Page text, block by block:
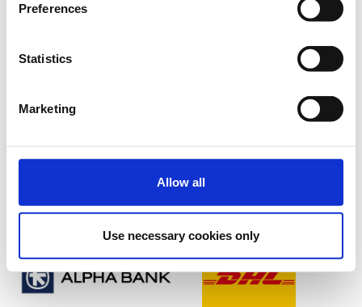
Preferences
Statistics
Marketing
Allow all
Use necessary cookies only
Η εκδήλωση είναι
ανοικτή προς όλα τα στελέχη των
, ανεξάρτητα με το αν η
και τα
δωρεάν συμμετοχής
(έως τρία ανά εταιρεία - κάθε εγγραφή
Χορηγοί